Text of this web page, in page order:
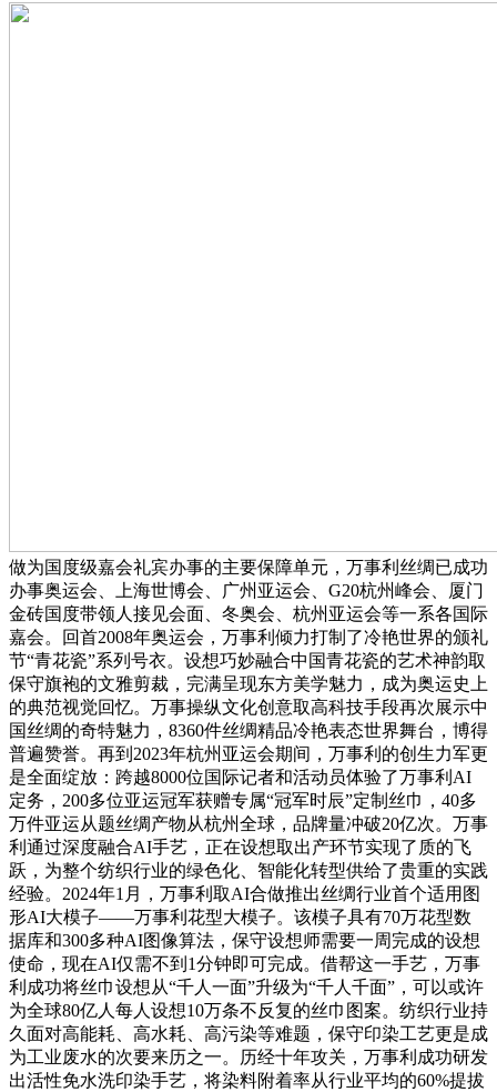
做为国度级嘉会礼宾办事的主要保障单元，万事利丝绸已成功
办事奥运会、上海世博会、广州亚运会、G20杭州峰会、厦门
金砖国度带领人接见会面、冬奥会、杭州亚运会等一系各国际
嘉会。回首2008年奥运会，万事利倾力打制了冷艳世界的颁礼
节“青花瓷”系列号衣。设想巧妙融合中国青花瓷的艺术神韵取
保守旗袍的文雅剪裁，完满呈现东方美学魅力，成为奥运史上
的典范视觉回忆。万事操纵文化创意取高科技手段再次展示中
国丝绸的奇特魅力，8360件丝绸精品冷艳表态世界舞台，博得
普遍赞誉。再到2023年杭州亚运会期间，万事利的创生力军更
是全面绽放：跨越8000位国际记者和活动员体验了万事利AI
定务，200多位亚运冠军获赠专属“冠军时辰”定制丝巾，40多
万件亚运从题丝绸产物从杭州全球，品牌量冲破20亿次。万事
利通过深度融合AI手艺，正在设想取出产环节实现了质的飞
跃，为整个纺织行业的绿色化、智能化转型供给了贵重的实践
经验。2024年1月，万事利取AI合做推出丝绸行业首个适用图
形AI大模子——万事利花型大模子。该模子具有70万花型数
据库和300多种AI图像算法，保守设想师需要一周完成的设想
使命，现在AI仅需不到1分钟即可完成。借帮这一手艺，万事
利成功将丝巾设想从“千人一面”升级为“千人千面”，可以或许
为全球80亿人每人设想10万条不反复的丝巾图案。纺织行业持
久面对高能耗、高水耗、高污染等难题，保守印染工艺更是成
为工业废水的次要来历之一。历经十年攻关，万事利成功研发
出活性免水洗印染手艺，将染料附着率从行业平均的60%提拔